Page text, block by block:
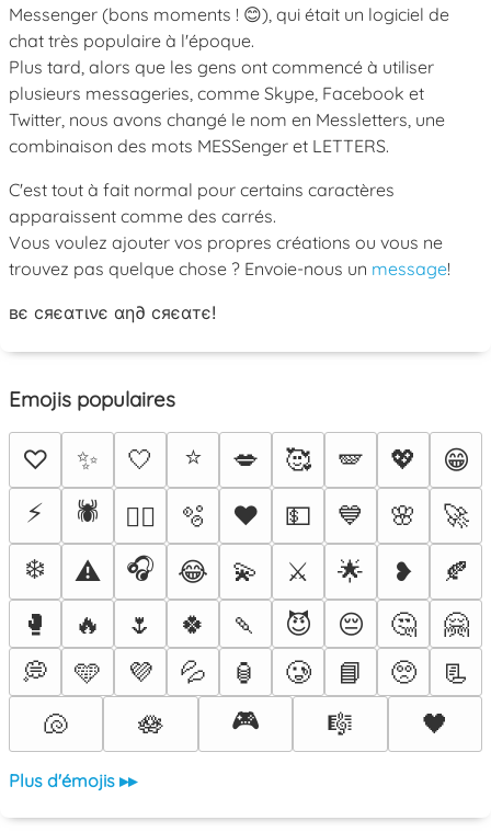
Messenger (bons moments ! 😊), qui était un logiciel de
chat très populaire à l'époque.
Plus tard, alors que les gens ont commencé à utiliser
plusieurs messageries, comme Skype, Facebook et
Twitter, nous avons changé le nom en Messletters, une
combinaison des mots MESSenger et LETTERS.
C'est tout à fait normal pour certains caractères
apparaissent comme des carrés.
Vous voulez ajouter vos propres créations ou vous ne
trouvez pas quelque chose ? Envoie-nous un message!
вє cяєαтινє αη∂ cяєαтє!
Emojis populaires
♡ ✨ 🤍 ⭐ 💋 🥰 🪽 💖
😁
⚡
🕷️ ❤️‍🔥 🫧 ♥️ 💵 💙 🌸
🚀
❄️
⚠️ 🎧 😂 💫 ⚔️ 🌟 ❥
🍂
🥊
🔥 🌷 🍀 🍡 😈 😔 🤔
🤗
💭
🩵 💜 💦 🏮 🥲 📘 🥺
📃
🐚
🪷 🎮 🎼 🖤
Plus d'émojis ▸▸